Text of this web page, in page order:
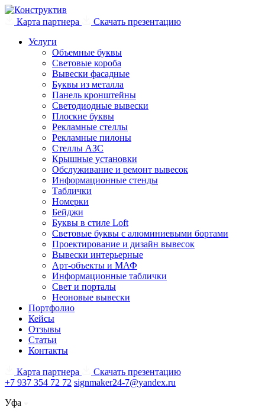
Карта партнера
Скачать презентацию
Услуги
Объемные буквы
Световые короба
Вывески фасадные
Буквы из металла
Панель кронштейны
Светодиодные вывески
Плоские буквы
Рекламные стеллы
Рекламные пилоны
Стеллы АЗС
Крышные установки
Обслуживание и ремонт вывесок
Информационные стенды
Таблички
Номерки
Бейджи
Буквы в стиле Loft
Световые буквы с алюминиевыми бортами
Проектирование и дизайн вывесок
Вывески интерьерные
Арт-объекты и МАФ
Информационные таблички
Свет и порталы
Неоновые вывески
Портфолио
Кейсы
Отзывы
Статьи
Контакты
Карта партнера
Скачать презентацию
+7 937 354 72 72 signmaker24-7@yandex.ru
Уфа